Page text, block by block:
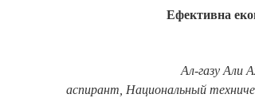
Ефективна
Ал-газу Али
аспирант Национальный